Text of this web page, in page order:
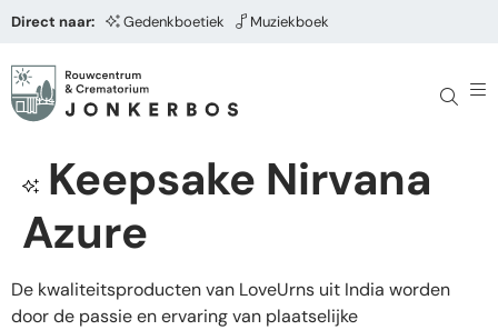
Direct naar: Gedenkboetiek Muziekboek
Keepsake Nirvana
Azure
De kwaliteitsproducten van LoveUrns uit India worden
door de passie en ervaring van plaatselijke